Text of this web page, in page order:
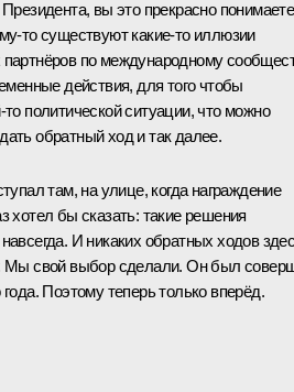
вы это прекрасно
существуют какие‑то иллюзии
по международному
действия, для того чтобы
политической ситуации, что можно
обратный ход и так далее.
там, на улице, когда награждение
хотел бы сказать: такие решения
И никаких обратных ходов
Мы свой выбор сделали. Он был
года. Поэтому теперь только вперёд.